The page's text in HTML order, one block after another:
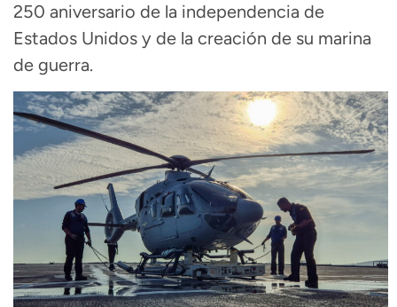
250 aniversario de la independencia de
Estados Unidos y de la creación de su marina
de guerra.